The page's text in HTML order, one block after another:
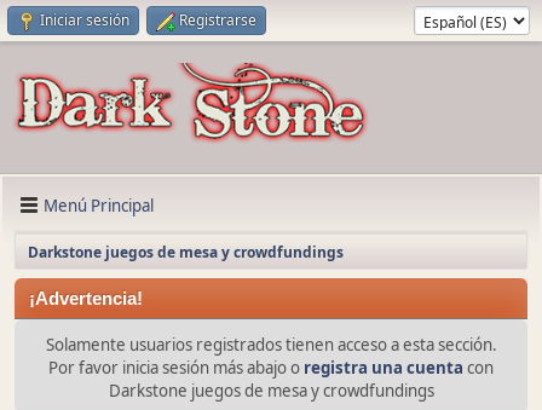
Iniciar sesión Registrarse
Menú Principal
Darkstone juegos de mesa y crowdfundings
¡Advertencia!
Solamente usuarios registrados tienen acceso a esta sección.
Por favor inicia sesión más abajo o registra una cuenta con
Darkstone juegos de mesa y crowdfundings